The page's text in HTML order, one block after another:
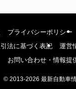
プライバシーポリシー
法に基づく表記
運営
お問い合わせ・情報提
©2013-2026 最新自動車